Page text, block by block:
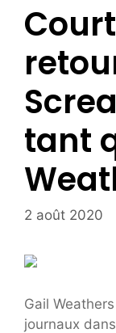
tant
2 août 2020
Gail
journaux